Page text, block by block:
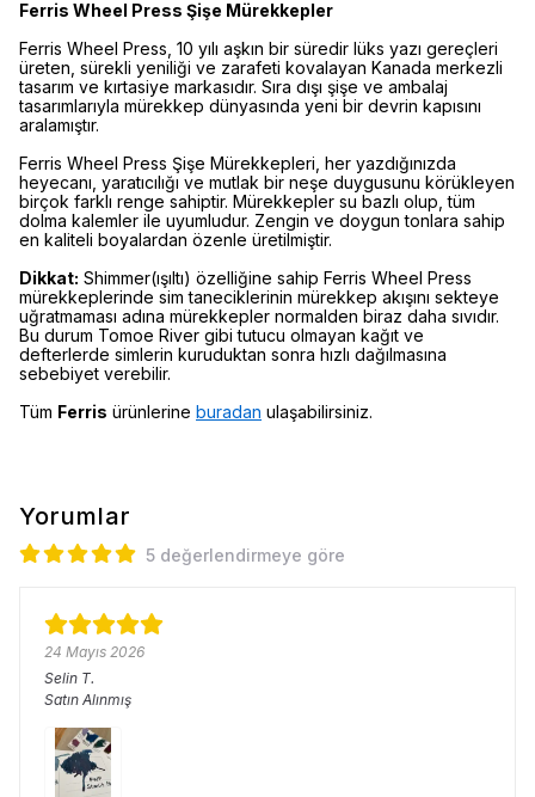
Ferris Wheel Press Şişe Mürekkepler
Ferris Wheel Press, 10 yılı aşkın bir süredir lüks yazı gereçleri
üreten, sürekli yeniliği ve zarafeti kovalayan Kanada merkezli
tasarım ve kırtasiye markasıdır. Sıra dışı şişe ve ambalaj
tasarımlarıyla mürekkep dünyasında yeni bir devrin kapısını
aralamıştır.
Ferris Wheel Press Şişe Mürekkepleri, her yazdığınızda
heyecanı, yaratıcılığı ve mutlak bir neşe duygusunu körükleyen
birçok farklı renge sahiptir. Mürekkepler su bazlı olup, tüm
dolma kalemler ile uyumludur. Zengin ve doygun tonlara sahip
en kaliteli boyalardan özenle üretilmiştir.
Dikkat: Shimmer(ışıltı) özelliğine sahip Ferris Wheel Press
mürekkeplerinde sim taneciklerinin mürekkep akışını sekteye
uğratmaması adına mürekkepler normalden biraz daha sıvıdır.
Bu durum Tomoe River gibi tutucu olmayan kağıt ve
defterlerde simlerin kuruduktan sonra hızlı dağılmasına
sebebiyet verebilir.
Tüm Ferris ürünlerine buradan ulaşabilirsiniz.
Yorumlar
5 değerlendirmeye göre
24 Mayıs 2026
Selin T.
Satın Alınmış